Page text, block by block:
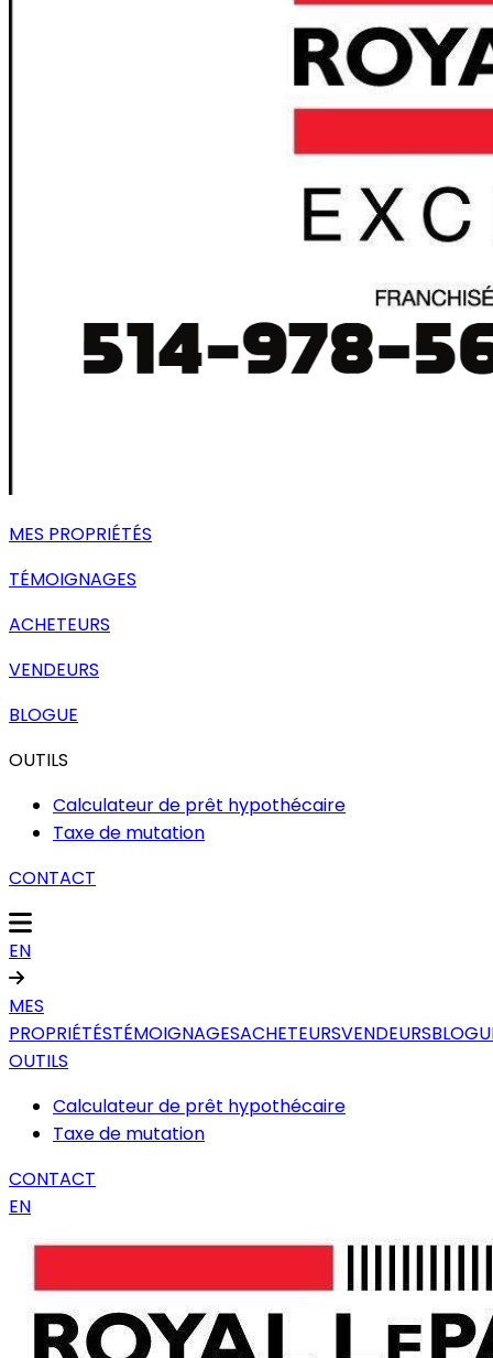
MES PROPRIÉTÉS
TÉMOIGNAGES
ACHETEURS
VENDEURS
BLOGUE
OUTILS
Calculateur de prêt hypothécaire
Taxe de mutation
CONTACT
EN
MES
PROPRIÉTÉSTÉMOIGNAGESACHETEURSVENDEURS
OUTILS
Calculateur de prêt hypothécaire
Taxe de mutation
CONTACT
EN